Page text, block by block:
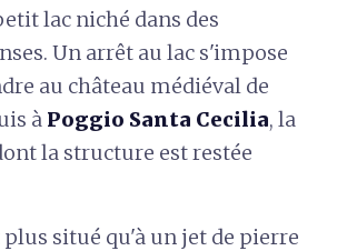
lac niché dans des
Un arrêt au lac s'impose
au château médiéval de
à Poggio Santa Cecilia, la
la structure est restée
situé qu'à un jet de pierre